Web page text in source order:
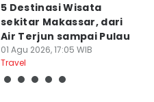
5 Destinasi Wisata
sekitar Makassar, dari
Air Terjun sampai Pulau
01 Agu 2026, 17:05 WIB
Travel